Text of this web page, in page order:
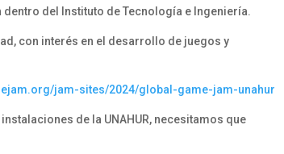
del Instituto de Tecnología e Ingeniería.
con interés en el desarrollo de juegos y
jam-sites/2024/global-game-jam-unahur
de la UNAHUR, necesitamos que